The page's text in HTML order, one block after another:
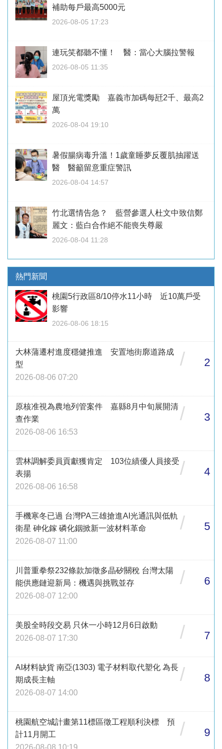
補助每戶最高5000元
2026-08-05 17:23
連玩笑都聽不懂！ 醫：當心大腦拉警報
2026-08-05 11:35
屋頂光電獎勵 嘉義市加碼每瓩2千、最高2
萬
2026-08-04 19:10
暑假腸病毒升溫！1歲童睡夢反覆肌抽躍送
醫 醫籲留意重症警訊
2026-08-04 14:57
竹北選情告急？ 藍營參選人杜文中致信鄭
麗文：藍白合作絕不能喪失尊嚴
2026-08-04 11:28
熱門新聞
桃園5行政區8/10停水11小時 近10萬戶受
影響
2026-08-06 18:15
大林蒲遷村進度穩健推進 安置地街廓道路成
型
2026-08-06 07:20
/ 2
原核准視為農地列管案件 嘉縣8月中旬展開清
查作業
2026-08-06 16:53
/ 3
雲林調解委員貢獻獲肯定 103位績優人員接受
表揚
2026-08-06 16:58
/ 4
手機寒冬已過 台灣PA三雄搶進AI光通訊與低軌
衛星 砷化鎵 磷化銦掀新一波材料革命
2026-08-07 11:00
/ 5
川普重拳祭232條款加徵多晶矽關稅 台灣太陽
能供應鏈迎新局：機遇與挑戰並存
2026-08-07 12:00
/ 6
美股全時段交易 只休一小時12月6日啟動
2026-08-07 17:30
/ 7
AI材料缺貨 南亞(1303) 電子材料取代塑化 為長
期成長主軸
2026-08-07 14:00
/ 8
桃園航空城計畫第11標區徵工程順利決標 預
計11月開工
/ 9